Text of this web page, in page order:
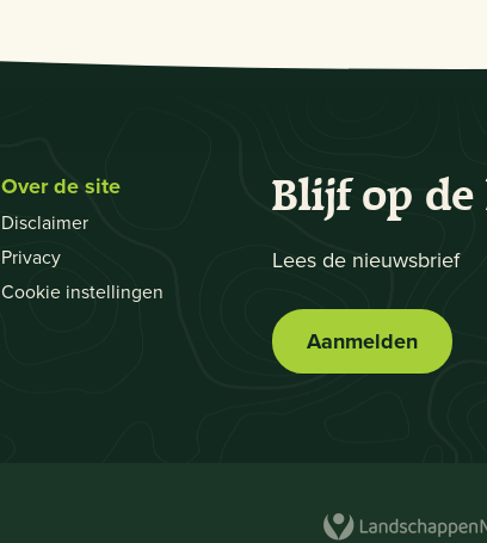
Over de site
Disclaimer
Privacy
Cookie instellingen
Blijf op de
Lees de nieuwsbrief
Aanmelden